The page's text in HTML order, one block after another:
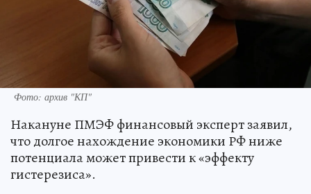
Фото: архив "КП"
Накануне ПМЭФ финансовый эксперт заявил,
что долгое нахождение экономики РФ ниже
потенциала может привести к «эффекту
гистерезиса».